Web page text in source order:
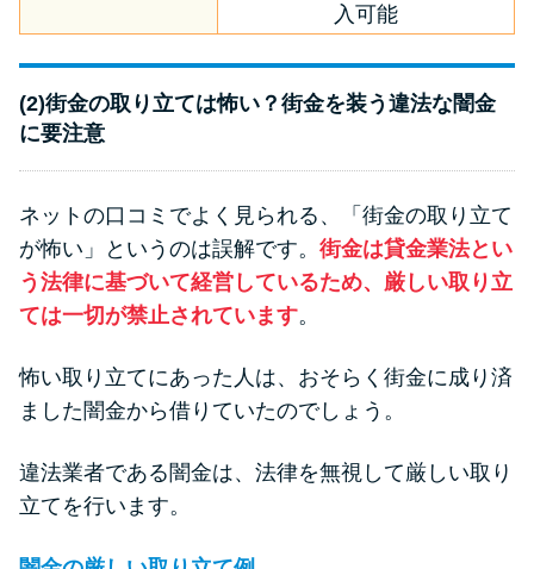
入可能
(2)街金の取り立ては怖い？街金を装う違法な闇金
に要注意
ネットの口コミでよく見られる、「街金の取り立て
が怖い」というのは誤解です。 街金は貸金業法とい
う法律に基づいて経営しているため、厳しい取り立
ては一切が禁止されています。
怖い取り立てにあった人は、おそらく街金に成り済
ました闇金から借りていたのでしょう。
違法業者である闇金は、法律を無視して厳しい取り
立てを行います。